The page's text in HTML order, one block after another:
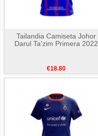
Tailandia Camiseta Johor
Darul Ta'zim Primera 2022
€18.80